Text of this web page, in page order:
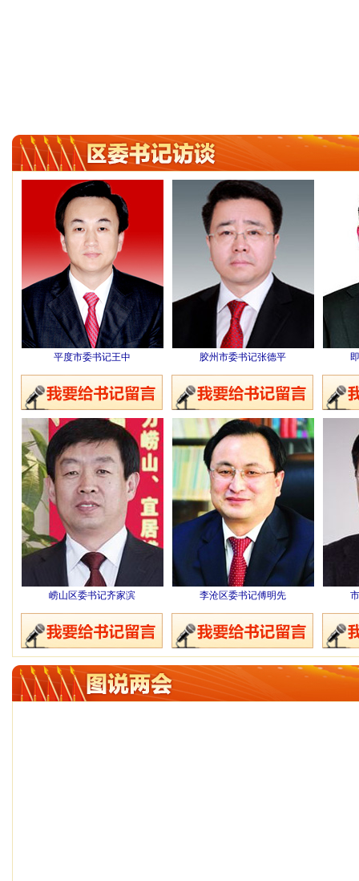
平度市委书记王中 胶州市委书记张德平
崂山区委书记齐家滨 李沧区委书记傅明先